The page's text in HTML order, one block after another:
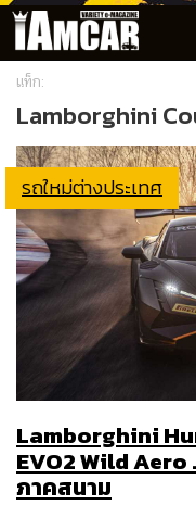
แท็ก:
Lamborghini
รถใหม่ต่างประเทศ
Lamborghini
EVO2 Wild Aero
ภาคสนาม